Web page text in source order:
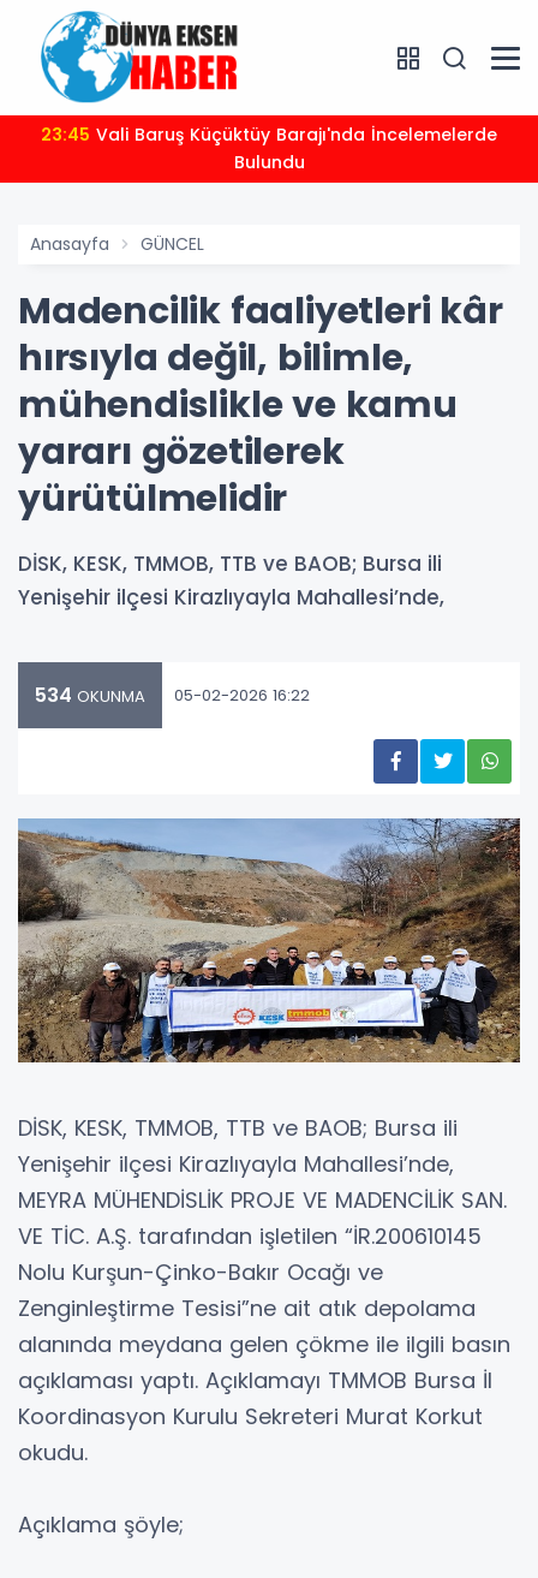
23:45
Bulundu
Anasayfa GÜNCEL
Madencilik faaliyetleri kâr
hırsıyla değil, bilimle,
mühendislikle ve kamu
yararı gözetilerek
yürütülmelidir
DİSK, KESK, TMMOB, TTB ve BAOB; Bursa ili
Yenişehir ilçesi Kirazlıyayla Mahallesi’nde,
534 OKUNMA 05-02-2026 16:22
DİSK, KESK, TMMOB, TTB ve BAOB; Bursa ili
Yenişehir ilçesi Kirazlıyayla Mahallesi’nde,
MEYRA MÜHENDİSLİK PROJE VE MADENCİLİK SAN.
VE TİC. A.Ş. tarafından işletilen “İR.200610145
Nolu Kurşun-Çinko-Bakır Ocağı ve
Zenginleştirme Tesisi”ne ait atık depolama
alanında meydana gelen çökme ile ilgili basın
açıklaması yaptı. Açıklamayı TMMOB Bursa İl
Koordinasyon Kurulu Sekreteri Murat Korkut
okudu.
Açıklama şöyle;